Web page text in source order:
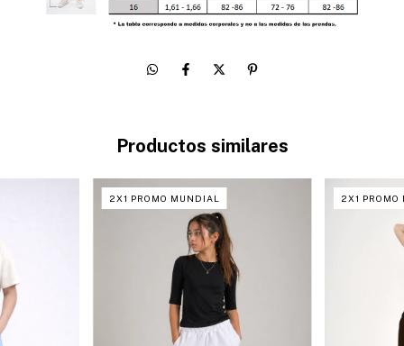
Productos similares
2X1 PROMO MUNDIAL 2X1